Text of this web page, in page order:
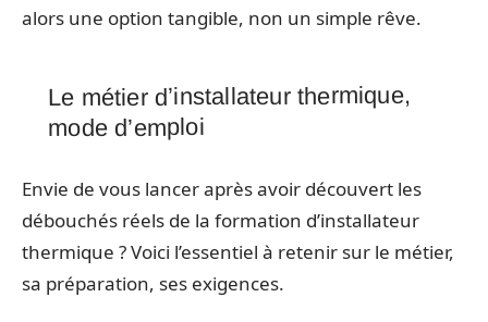
alors une option tangible, non un simple rêve.
Le métier d’installateur thermique,
mode d’emploi
Envie de vous lancer après avoir découvert les
débouchés réels de la formation d’installateur
thermique ? Voici l’essentiel à retenir sur le métier,
sa préparation, ses exigences.